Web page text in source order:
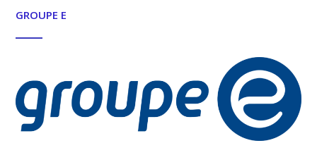
GROUPE E